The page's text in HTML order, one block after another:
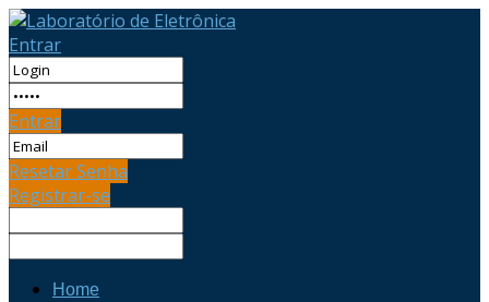
Entrar
Entrar
Resetar Senha
Registrar-se
Home